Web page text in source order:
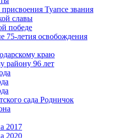
присвоения Туапсе звания
славы
победе
75-летия освобождения
краю
району 96 лет
сада Родничок
2017
2020